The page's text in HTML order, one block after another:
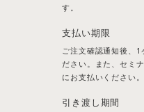
す。
支払い期限
ご注文確認通知後、1
ださい。また、セミ
にお支払いください。
引き渡し期間